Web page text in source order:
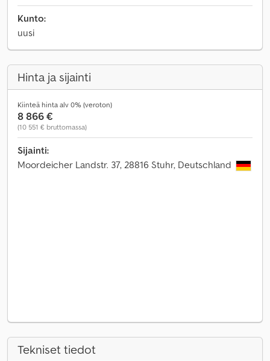
Kunto:
uusi
Hinta ja sijainti
Kiinteä hinta alv 0% (veroton)
8 866 €
(10 551 € bruttomassa)
Sijainti:
Moordeicher Landstr. 37, 28816 Stuhr, Deutschland
Tekniset tiedot